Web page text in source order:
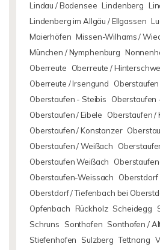
Lindau / Bodensee Lindenberg
Lindenberg im Allgäu / Ellgassen
Maierhöfen Missen-Wilhams /
München / Nymphenburg
Oberreute
Oberreute /
Oberreute / Irsengund
Oberstaufen
Oberstaufen - Steibis
Oberstaufen
Oberstaufen / Eibele
Oberstaufen /
Oberstaufen / Konstanzer
Oberstaufen / Weißach
Oberstaufen Weißach
Oberstaufen-Weissach
Oberstdorf
Oberstdorf / Tiefenbach bei
Opfenbach Rückholz Scheidegg
Schruns
Sonthofen Sonthofen /
Stiefenhofen
Sulzberg Tettnang